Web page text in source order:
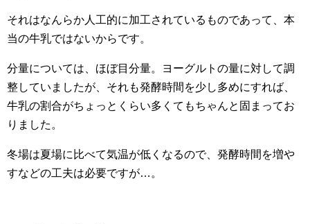
それはなんらか人工的に加工されているものであって、本
当の牛乳ではないからです。
分量については、ほぼ目分量。ヨーグルトの量に対して調
整していましたが、それも発酵時間を少し多めにすれば、
牛乳の割合がちょっとくらい多くてもちゃんと固まってお
りました。
冬場は夏場に比べて気温が低くなるので、発酵時間を増や
すなどの工夫は必要ですが…。